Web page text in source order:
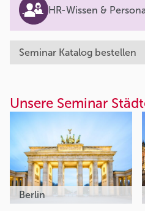
HR-Wissen &
Seminar Katalog bestellen
Unsere Seminar
Berlin